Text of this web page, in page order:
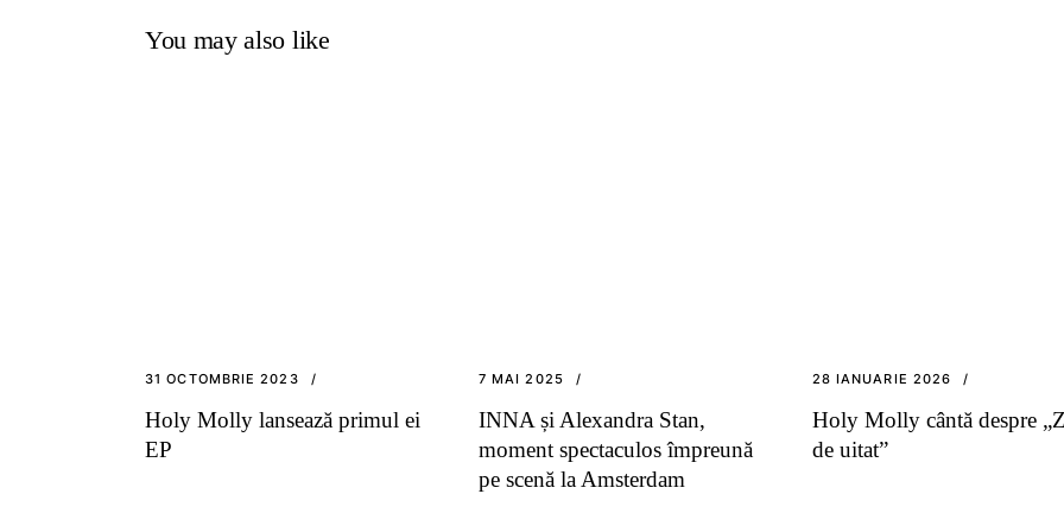
You may also like
31 OCTOMBRIE 2023
Holy Molly lansează primul ei
EP
7 MAI 2025
INNA și Alexandra Stan,
moment spectaculos împreună
pe scenă la Amsterdam
28 IANUARIE 2026
Holy Molly cântă despre
de uitat”